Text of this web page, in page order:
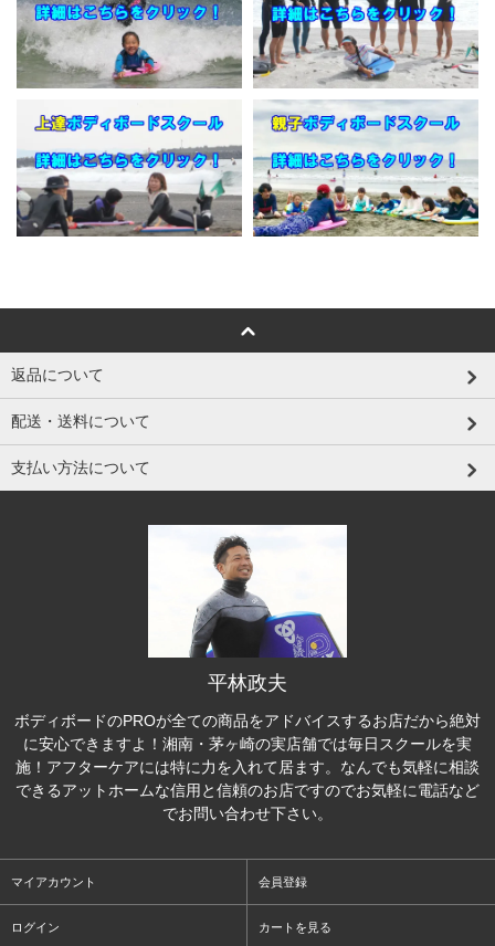
返品について
配送・送料について
支払い方法について
平林政夫
ボディボードのPROが全ての商品をアドバイスするお店だから絶対
に安心できますよ！湘南・茅ヶ崎の実店舗では毎日スクールを実
施！アフターケアには特に力を入れて居ます。なんでも気軽に相談
できるアットホームな信用と信頼のお店ですのでお気軽に電話など
でお問い合わせ下さい。
マイアカウント 会員登録
ログイン カートを見る